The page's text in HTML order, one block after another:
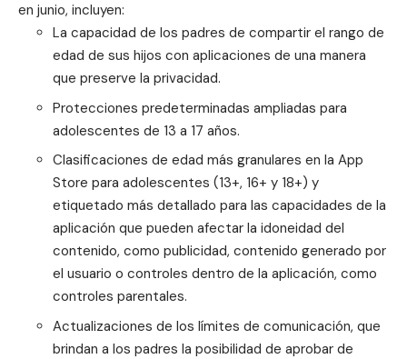
en junio, incluyen:
La capacidad de los padres de compartir el rango de
edad de sus hijos con aplicaciones de una manera
que preserve la privacidad.
Protecciones predeterminadas ampliadas para
adolescentes de 13 a 17 años.
Clasificaciones de edad más granulares en la App
Store para adolescentes (13+, 16+ y 18+) y
etiquetado más detallado para las capacidades de la
aplicación que pueden afectar la idoneidad del
contenido, como publicidad, contenido generado por
el usuario o controles dentro de la aplicación, como
controles parentales.
Actualizaciones de los límites de comunicación, que
brindan a los padres la posibilidad de aprobar de